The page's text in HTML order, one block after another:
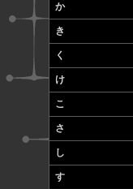
か
き
く
け
こ
さ
し
す